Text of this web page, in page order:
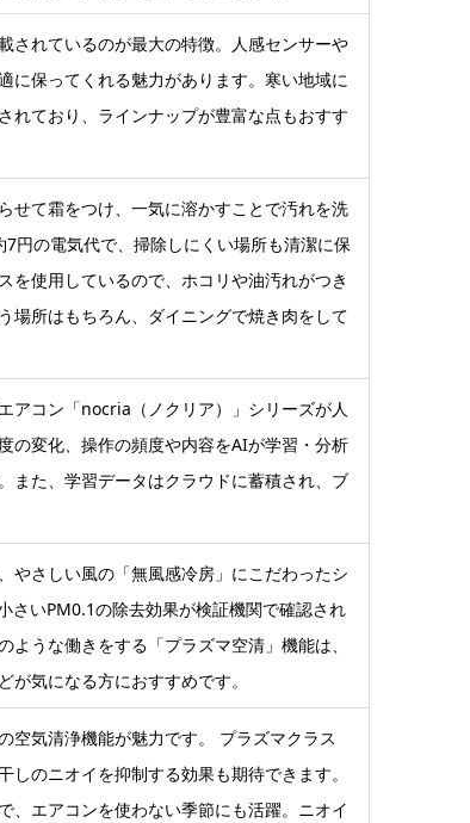
されているのが最大の特徴。人感センサーや
に保ってくれる魅力があります。寒い地域に
れており、ラインナップが豊富な点もおすす
せて霜をつけ、一気に溶かすことで汚れを洗
円の電気代で、掃除しにくい場所も清潔に保
を使用しているので、ホコリや油汚れがつき
場所はもちろん、ダイニングで焼き肉をして
アコン「nocria（ノクリア）」シリーズが人
の変化、操作の頻度や内容をAIが学習・分析
また、学習データはクラウドに蓄積され、ブ
やさしい風の「無風感冷房」にこだわったシ
さいPM0.1の除去効果が検証機関で確認され
うな働きをする「プラズマ空清」機能は、
気になる方におすすめです。
空気清浄機能が魅力です。 プラズマクラス
のニオイを抑制する効果も期待できます。
、エアコンを使わない季節にも活躍。ニオイ